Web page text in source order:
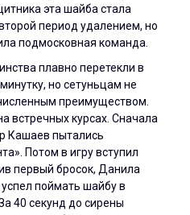
эта шайба стала
период удалением, но
подмосковная команда.
плавно перетекли в
но сетуньцам не
преимуществом.
встречных курсах. Сначала
Кашаев пытались
Потом в игру вступил
первый бросок, Данила
поймать шайбу в
40 секунд до сирены